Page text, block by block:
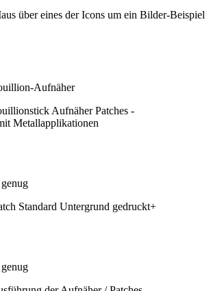
über eines der Icons um ein Bilder-Beispiel